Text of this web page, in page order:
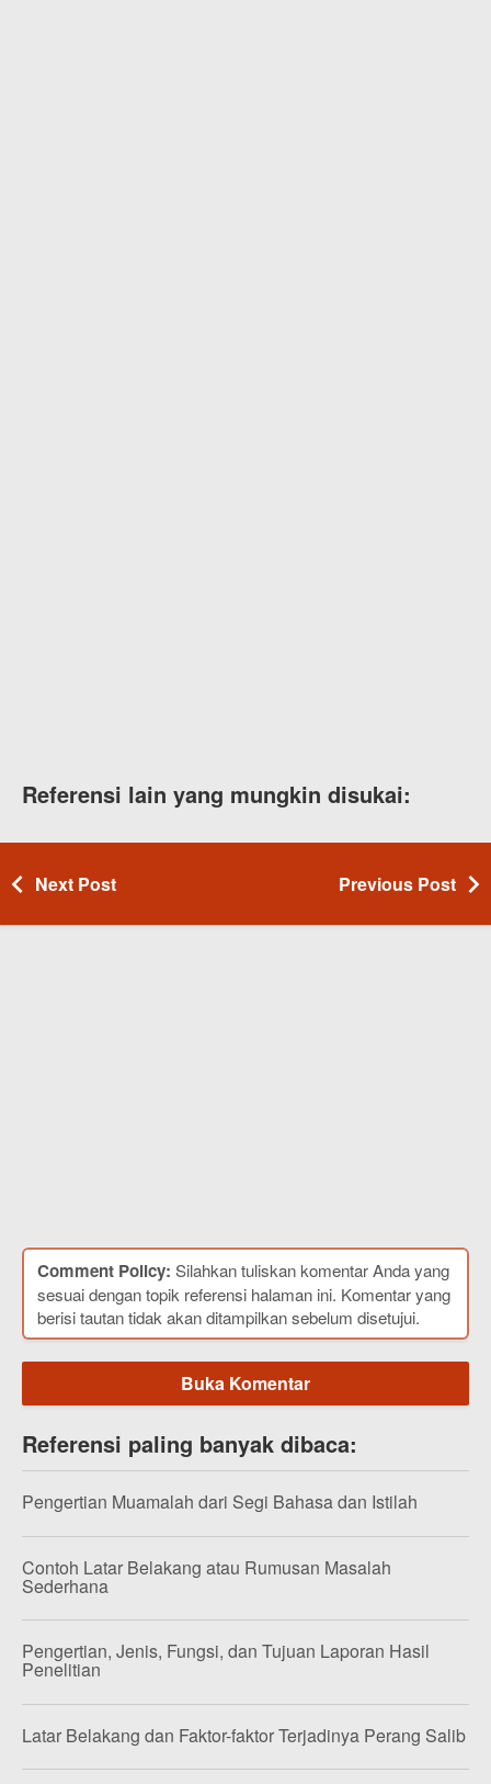
Referensi lain yang mungkin disukai:
Next Post Previous Post
Comment Policy: Silahkan tuliskan komentar Anda yang
sesuai dengan topik referensi halaman ini. Komentar yang
berisi tautan tidak akan ditampilkan sebelum disetujui.
Buka Komentar
Referensi paling banyak dibaca:
Pengertian Muamalah dari Segi Bahasa dan Istilah
Contoh Latar Belakang atau Rumusan Masalah
Sederhana
Pengertian, Jenis, Fungsi, dan Tujuan Laporan Hasil
Penelitian
Latar Belakang dan Faktor-faktor Terjadinya Perang Salib